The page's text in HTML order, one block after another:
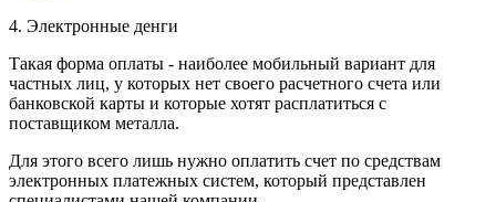
4. Электронные денги
Такая форма оплаты - наиболее мобильный вариант для
частных лиц, у которых нет своего расчетного счета или
банковской карты и которые хотят расплатиться с
поставщиком металла.
Для этого всего лишь нужно оплатить счет по средствам
электронных платежных систем, который представлен